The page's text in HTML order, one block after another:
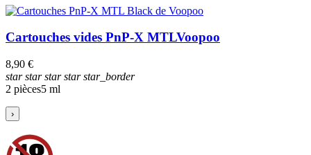
Cartouches vides PnP-X MTLVoopoo
8,90 €
starstarstarstarstar_border
2 pièces5 ml
›